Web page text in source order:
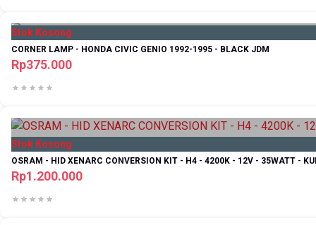
Stok Kosong
CORNER LAMP - HONDA CIVIC GENIO 1992-1995 - BLACK JDM
Rp375.000
Stok Kosong
OSRAM - HID XENARC CONVERSION KIT - H4 - 4200K - 12V - 35WATT -
Rp1.200.000